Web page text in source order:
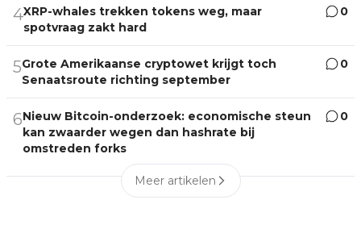
4XRP-whales trekken tokens weg, maar
spotvraag zakt hard
0
5Grote Amerikaanse cryptowet krijgt toch
Senaatsroute richting september
0
6Nieuw Bitcoin-onderzoek: economische steun
kan zwaarder wegen dan hashrate bij
omstreden forks
0
Meer artikelen